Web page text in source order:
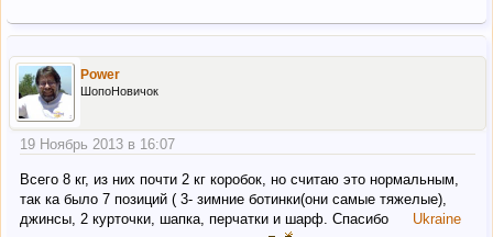
Power
ШопоНовичок
19 Ноябрь 2013 в 16:07
Всего 8 кг, из них почти 2 кг коробок, но считаю это нормальным,
так ка было 7 позиций ( 3- зимние ботинки(они самые тяжелые),
джинсы, 2 курточки, шапка, перчатки и шарф. Спасибо
Ukraine